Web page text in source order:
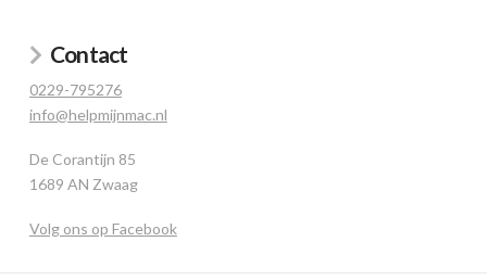
Contact
0229-795276
info@helpmijnmac.nl
De Corantijn 85
1689 AN Zwaag
Volg ons op Facebook